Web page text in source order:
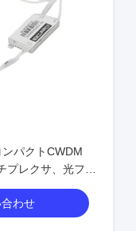
パクトCWDM
プレクサ、光ファ
高信頼性
わせ